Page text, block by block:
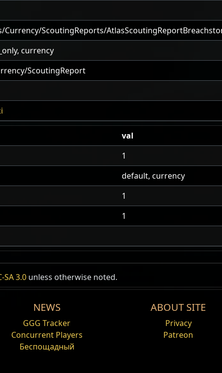
Currency/ScoutingReports/
currency
ScoutingReport
val
1
default, currency
1
1
SA 3.0 unless otherwise noted.
NEWS
GGG Tracker
Concurrent Players
Беспощадный
ABOUT SITE
Privacy
Patreon